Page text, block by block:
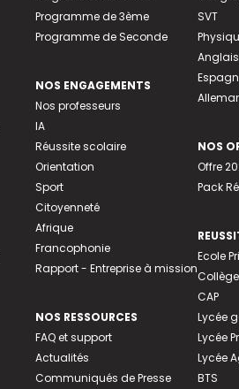
Programme de 3ème
Programme de Seconde
NOS ENGAGEMENTS
Nos professeurs
IA
Réussite scolaire
Orientation
Sport
Citoyenneté
Afrique
Francophonie
Rapport - Entreprise à mission
NOS RESSOURCES
FAQ et support
Actualités
Communiqués de Presse
SVT
Anglais
NOS
Offre
Pack
Ecole
Collège
CAP
Lycée
Lycée
Lycée
BTS